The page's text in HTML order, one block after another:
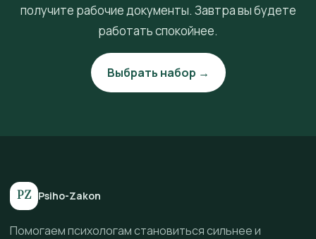
получите рабочие документы. Завтра вы будете
работать спокойнее.
Выбрать набор →
PZ Psiho-Zakon
Помогаем психологам становиться сильнее и